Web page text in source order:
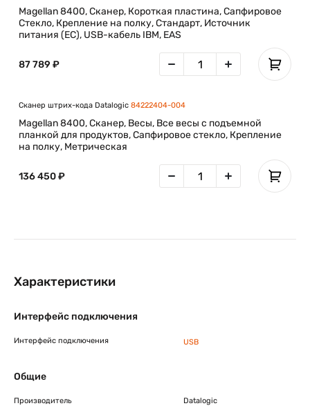
Magellan 8400, Сканер, Короткая пластина, Сапфировое
Стекло, Крепление на полку, Стандарт, Источник
питания (ЕС), USB-кабель IBM, EAS
87 789 ₽
Сканер штрих-кода Datalogic 84222404-004
Magellan 8400, Сканер, Весы, Все весы с подъемной
планкой для продуктов, Сапфировое стекло, Крепление
на полку, Метрическая
136 450 ₽
Характеристики
Интерфейс подключения
Интерфейс подключения USB
Общие
Производитель Datalogic